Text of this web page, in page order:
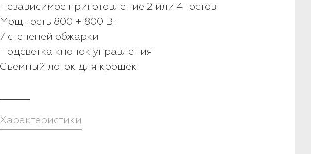
Независимое приготовление 2 или 4 тостов
Мощность 800 + 800 Вт
7 степеней обжарки
Подсветка кнопок управления
Съемный лоток для крошек
Характеристики